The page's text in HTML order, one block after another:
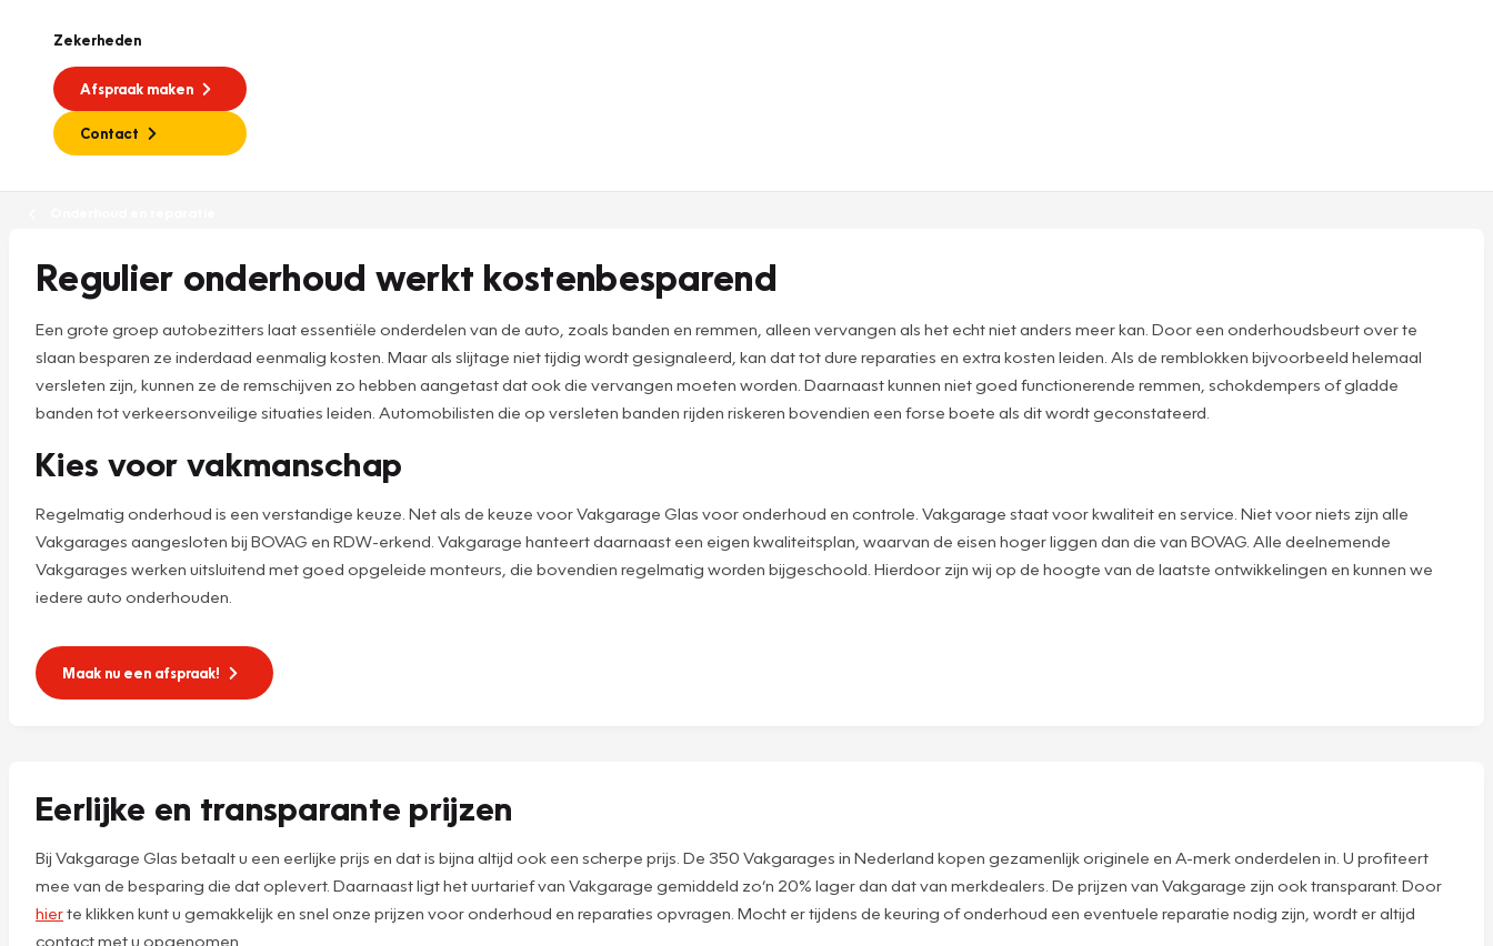
Zekerheden
Afspraak maken
Contact
Regulier onderhoud werkt kostenbesparend
Een grote groep autobezitters laat essentiële onderdelen van de auto, zoals banden en remmen, alleen vervangen als het echt niet anders meer kan. Door een onderhoudsbeurt over te
slaan besparen ze inderdaad eenmalig kosten. Maar als slijtage niet tijdig wordt gesignaleerd, kan dat tot dure reparaties en extra kosten leiden. Als de remblokken bijvoorbeeld helemaal
versleten zijn, kunnen ze de remschijven zo hebben aangetast dat ook die vervangen moeten worden. Daarnaast kunnen niet goed functionerende remmen, schokdempers of gladde
banden tot verkeersonveilige situaties leiden. Automobilisten die op versleten banden rijden riskeren bovendien een forse boete als dit wordt geconstateerd.
Kies voor vakmanschap
Regelmatig onderhoud is een verstandige keuze. Net als de keuze voor Vakgarage Glas voor onderhoud en controle. Vakgarage staat voor kwaliteit en service. Niet voor niets zijn alle
Vakgarages aangesloten bij BOVAG en RDW-erkend. Vakgarage hanteert daarnaast een eigen kwaliteitsplan, waarvan de eisen hoger liggen dan die van BOVAG. Alle deelnemende
Vakgarages werken uitsluitend met goed opgeleide monteurs, die bovendien regelmatig worden bijgeschoold. Hierdoor zijn wij op de hoogte van de laatste ontwikkelingen en kunnen we
iedere auto onderhouden.
Maak nu een afspraak!
Eerlijke en transparante prijzen
Bij Vakgarage Glas betaalt u een eerlijke prijs en dat is bijna altijd ook een scherpe prijs. De 350 Vakgarages in Nederland kopen gezamenlijk originele en A-merk onderdelen in. U profiteert
mee van de besparing die dat oplevert. Daarnaast ligt het uurtarief van Vakgarage gemiddeld zo’n 20% lager dan dat van merkdealers. De prijzen van Vakgarage zijn ook transparant. Door
hierte klikken kunt u gemakkelijk en snel onze prijzen voor onderhoud en reparaties opvragen. Mocht er tijdens de keuring of onderhoud een eventuele reparatie nodig zijn, wordt er altijd
contact met u opgenomen.